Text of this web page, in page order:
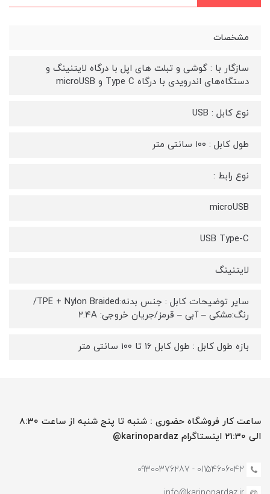
مشخصات
سازگار با : گوشی و تبلت های اپل با درگاه لایتنینگ و
دستگاه‌های اندرویدی با درگاه Type C و microUSB
نوع کابل : USB
طول کابل : ۱۰۰ سانتی متر
نوع رابط :
microUSB
USB Type-C
لایتنینگ
سایر توضیحات کابل : جنس بدنه:TPE + Nylon Braided/
رنگ:مشکی – آبی – قرمز/جریان خروجی: ۲.۴A
بازه طول کابل : طول کابل ۱۶ تا ۱۰۰ سانتی متر
ساعت کار فروشگاه حضوری : شنبه تا پنج شنبه از ساعت 8:30
الی 21:30 اینستاگرام karinopardaz@
01154606042 - 09300376287